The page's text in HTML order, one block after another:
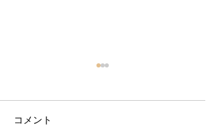
コメント